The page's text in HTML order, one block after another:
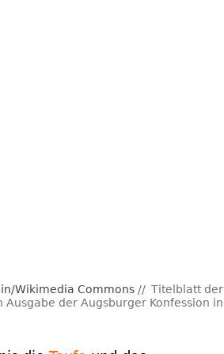
Wikimedia Commons
Titelblatt der
der Augsburger Konfession in